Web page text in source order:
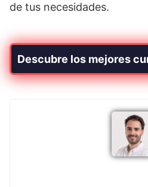
de tus necesidades.
Descubre los mejores